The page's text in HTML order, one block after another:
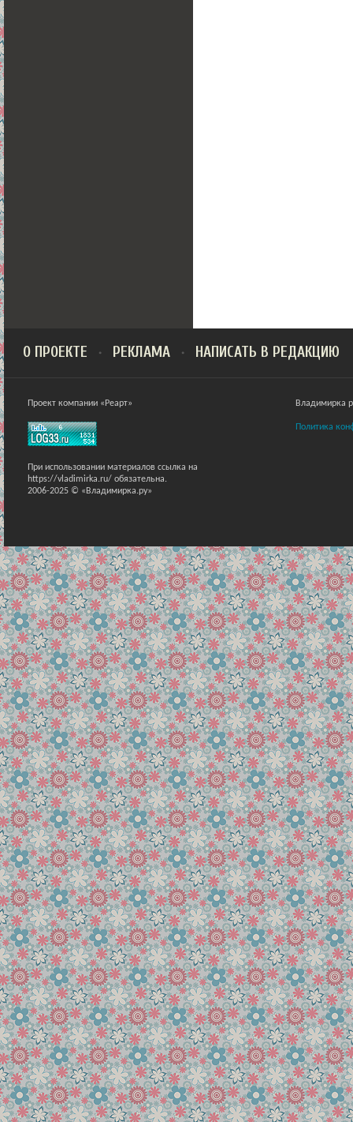
О ПРОЕКТЕ РЕКЛАМА НАПИСАТЬ В РЕДАКЦИЮ
Проект компании «Реарт»
При использовании материалов ссылка на
https://vladimirka.ru/ обязательна.
2006-2025 © «Владимирка.ру»
Владимирка
Политика